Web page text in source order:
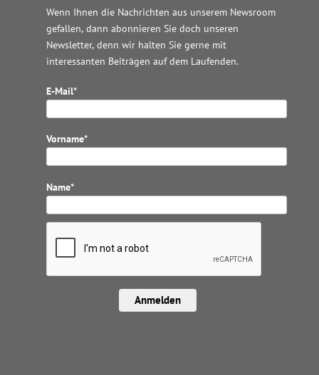
Wenn Ihnen die Nachrichten aus unserem Newsroom
gefallen, dann abonnieren Sie doch unseren
Newsletter, denn wir halten Sie gerne mit
interessanten Beiträgen auf dem Laufenden.
E-Mail*
Vorname*
Name*
Anmelden